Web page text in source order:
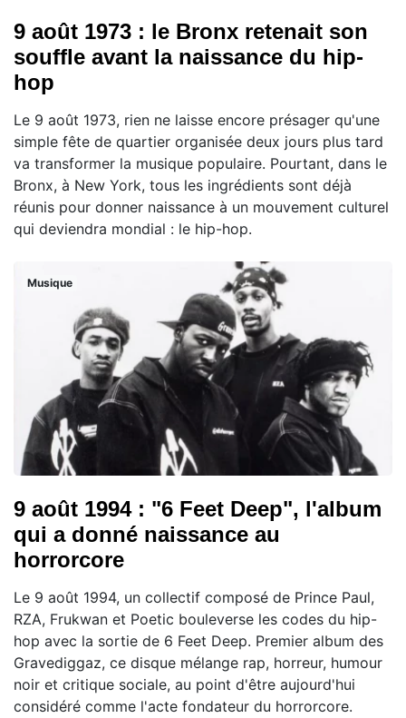
9 août 1973 : le Bronx retenait son
souffle avant la naissance du hip-
hop
Le 9 août 1973, rien ne laisse encore présager qu'une
simple fête de quartier organisée deux jours plus tard
va transformer la musique populaire. Pourtant, dans le
Bronx, à New York, tous les ingrédients sont déjà
réunis pour donner naissance à un mouvement culturel
qui deviendra mondial : le hip-hop.
Musique
9 août 1994 : "6 Feet Deep", l'album
qui a donné naissance au
horrorcore
Le 9 août 1994, un collectif composé de Prince Paul,
RZA, Frukwan et Poetic bouleverse les codes du hip-
hop avec la sortie de 6 Feet Deep. Premier album des
Gravediggaz, ce disque mélange rap, horreur, humour
noir et critique sociale, au point d'être aujourd'hui
considéré comme l'acte fondateur du horrorcore.